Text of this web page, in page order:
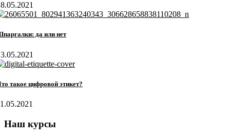
да или нет
такое цифровой этикет?
Наш курсы